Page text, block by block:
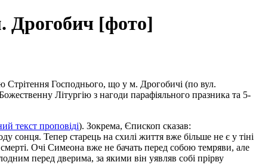
Дрогобич [фото]
Стрітення Господнього, що у м. Дрогобичі (по вул.
Літургію з нагоди парафіяльного празника та 5-
текст проповіді). Зокрема, Єпископ сказав:
Тепер старець на схилі життя вже більше не є у тіні
Очі Симеона вже не бачать перед собою темряви, але
перед дверима, за якими він уявляв собі прірву